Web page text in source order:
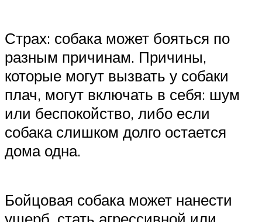
Страх: собака может бояться по
разным причинам. Причины,
которые могут вызвать у собаки
плач, могут включать в себя: шум
или беспокойство, либо если
собака слишком долго остается
дома одна.
Бойцовая собака может нанести